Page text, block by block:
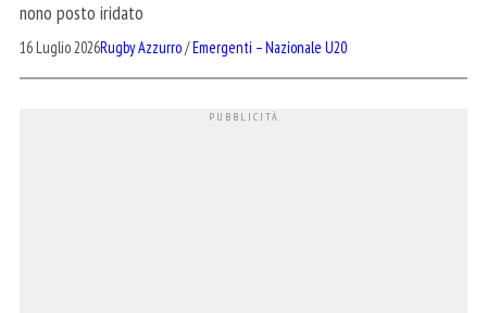
nono posto iridato
16 Luglio 2026Rugby Azzurro/Emergenti – Nazionale U20